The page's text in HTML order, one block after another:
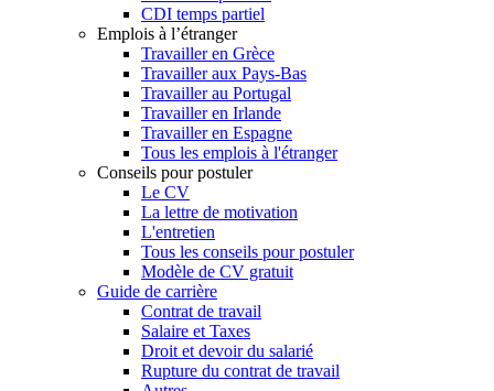
CDI temps partiel
Emplois à l’étranger
Travailler en Grèce
Travailler aux Pays-Bas
Travailler au Portugal
Travailler en Irlande
Travailler en Espagne
Tous les emplois à l'étranger
Conseils pour postuler
Le CV
La lettre de motivation
L'entretien
Tous les conseils pour postuler
Modèle de CV gratuit
Guide de carrière
Contrat de travail
Salaire et Taxes
Droit et devoir du salarié
Rupture du contrat de travail